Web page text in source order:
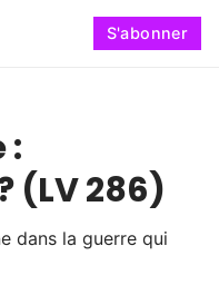
S'abonner
:
(LV 286)
dans la guerre qui